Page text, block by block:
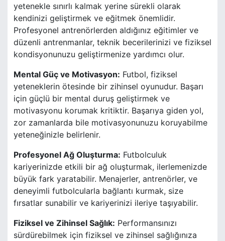
yetenekle sınırlı kalmak yerine sürekli olarak
kendinizi geliştirmek ve eğitmek önemlidir.
Profesyonel antrenörlerden aldığınız eğitimler ve
düzenli antrenmanlar, teknik becerilerinizi ve fiziksel
kondisyonunuzu geliştirmenize yardımcı olur.
Mental Güç ve Motivasyon: Futbol, fiziksel
yeteneklerin ötesinde bir zihinsel oyunudur. Başarı
için güçlü bir mental duruş geliştirmek ve
motivasyonu korumak kritiktir. Başarıya giden yol,
zor zamanlarda bile motivasyonunuzu koruyabilme
yeteneğinizle belirlenir.
Profesyonel Ağ Oluşturma: Futbolculuk
kariyerinizde etkili bir ağ oluşturmak, ilerlemenizde
büyük fark yaratabilir. Menajerler, antrenörler, ve
deneyimli futbolcularla bağlantı kurmak, size
fırsatlar sunabilir ve kariyerinizi ileriye taşıyabilir.
Fiziksel ve Zihinsel Sağlık: Performansınızı
sürdürebilmek için fiziksel ve zihinsel sağlığınıza